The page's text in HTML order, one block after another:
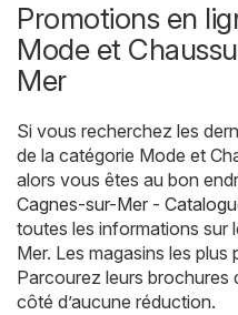
Promotions en
Mode et
Mer
Si vous recherchez les
de la catégorie Mode et
alors vous êtes au bon
Cagnes-sur-Mer -
toutes les informations sur
Mer. Les magasins les
Parcourez leurs brochures
côté d’aucune réduction.